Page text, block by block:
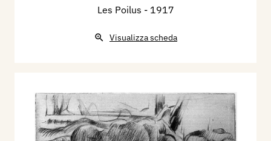
Les Poilus - 1917
Visualizza scheda